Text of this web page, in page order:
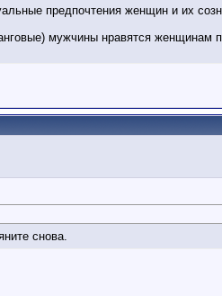
предпочтения женщин и их
мужчины нравятся
снова.